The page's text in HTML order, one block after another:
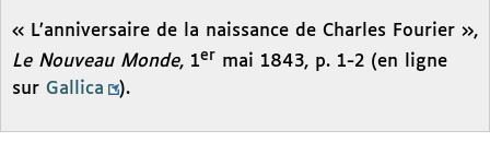
« L’anniversaire de la naissance de Charles Fourier »,
Le Nouveau Monde, 1er mai 1843, p. 1-2 (en ligne
sur Gallica ).